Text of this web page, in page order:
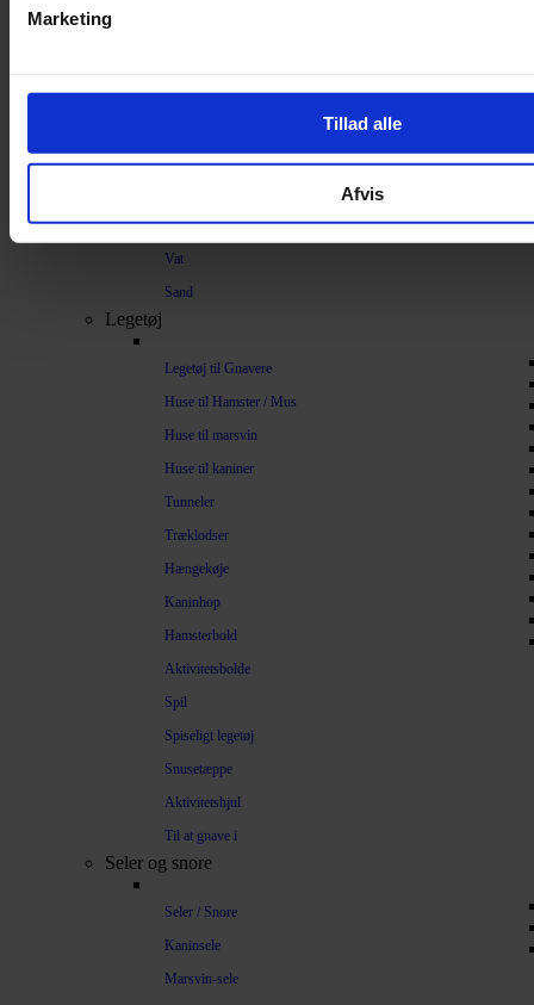
Marketing
Tillad alle
Afvis
Savsmuld
Bommuld
Træpiller
Vat
Sand
Legetøj
Legetøj til Gnavere
Huse til Hamster / Mus
Huse til marsvin
Huse til kaniner
Tunneler
Træklodser
Hængekøje
Kaninhop
Hamsterbold
Aktivitetsbolde
Spil
Spiseligt legetøj
Snusetæppe
Aktivitetshjul
Til at gnave i
Seler og snore
Seler / Snore
Kaninsele
Marsvin-sele